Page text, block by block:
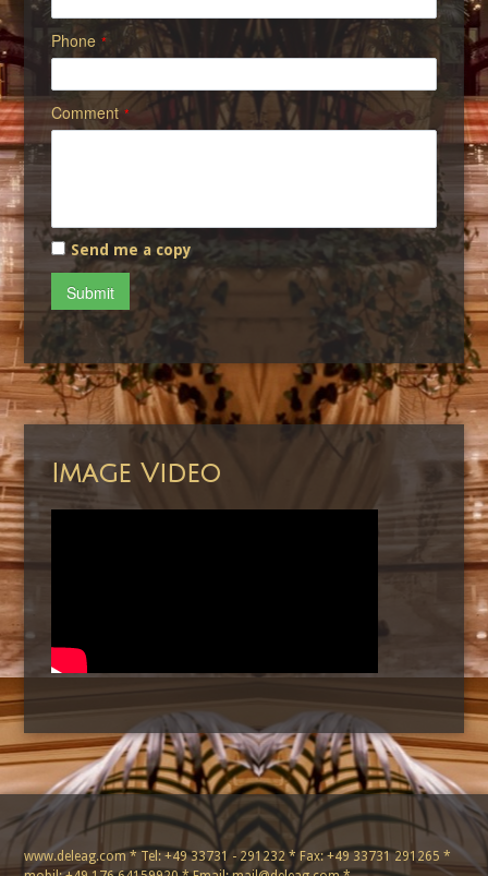
Phone *
Comment *
Send me a copy
Submit
Image Video
www.deleag.com * Tel: +49 33731 - 291232 * Fax: +49 33731 291265 *